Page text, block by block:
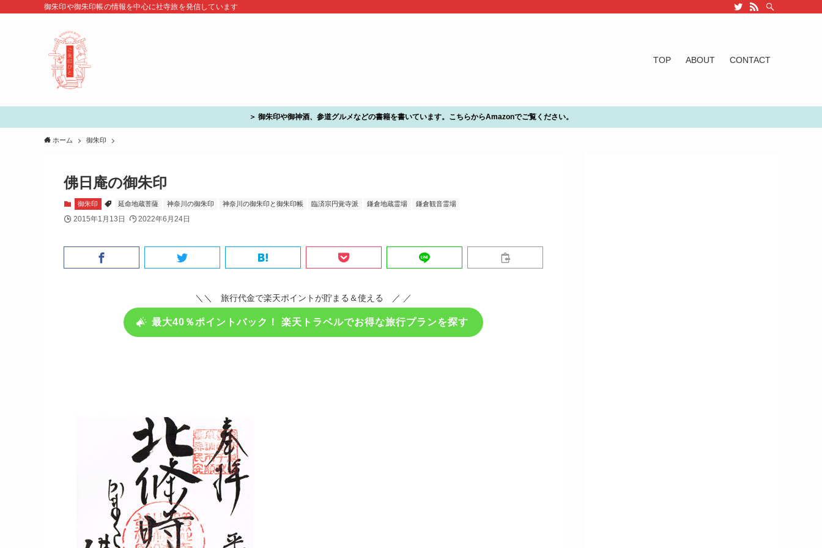
御朱印や御朱印帳の情報を中心に社寺旅を発信しています
TOP ABOUT CONTACT
＞ 御朱印や御神酒、参道グルメなどの書籍を書いています。こちらからAmazonでご覧ください。
ホーム 御朱印
佛日庵の御朱印
御朱印 延命地蔵菩薩 神奈川の御朱印 神奈川の御朱印と御朱印帳 臨済宗円覚寺派 鎌倉地蔵霊場 鎌倉観音霊場
2015年1月13日 2022年6月24日
＼＼ 旅行代金で楽天ポイントが貯まる＆使える ／ ／
最大40％ポイントバック！ 楽天トラベルでお得な旅行プランを探す